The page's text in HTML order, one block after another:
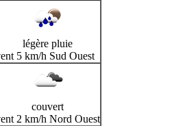
légère pluie
5 km/h Sud Ouest
couvert
2 km/h Nord Ouest